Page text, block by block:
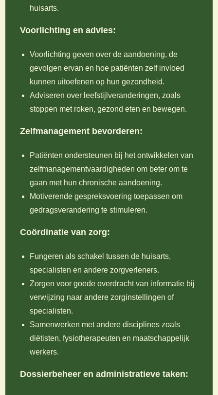
huisarts.
Voorlichting en advies:
Voorlichting geven over de aandoening, de
gevolgen ervan en hoe patiënten zelf invloed
kunnen uitoefenen op hun gezondheid.
Adviseren over leefstijlveranderingen, zoals
stoppen met roken, gezond eten en bewegen.
Zelfmanagement bevorderen:
Patiënten ondersteunen bij het ontwikkelen van
zelfmanagementvaardigheden om beter om te
gaan met hun chronische aandoening.
Motiverende gespreksvoering toepassen om
gedragsverandering te stimuleren.
Coördinatie van zorg:
Fungeren als schakel tussen de huisarts,
specialisten en andere zorgverleners.
Zorgen voor goede overdracht van informatie bij
verwijzing naar andere zorginstellingen of
specialisten.
Samenwerken met andere disciplines zoals
diëtisten, fysiotherapeuten en maatschappelijk
werkers.
Dossierbeheer en administratieve taken: